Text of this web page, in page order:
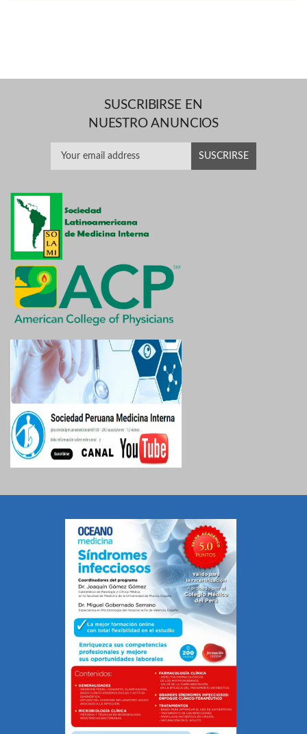
SUSCRIBIRSE EN
NUESTRO ANUNCIOS